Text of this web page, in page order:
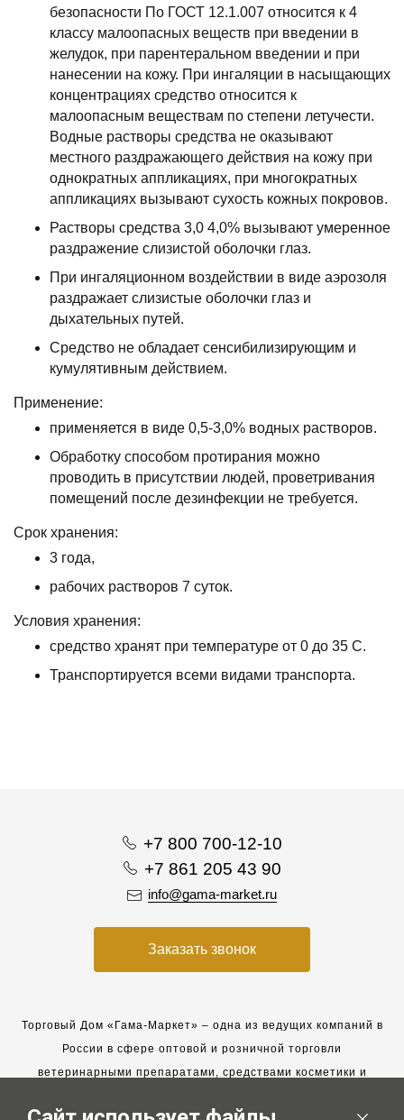
безопасности По ГОСТ 12.1.007 относится к 4
классу малоопасных веществ при введении в
желудок, при парентеральном введении и при
нанесении на кожу. При ингаляции в насыщающих
концентрациях средство относится к
малоопасным веществам по степени летучести.
Водные растворы средства не оказывают
местного раздражающего действия на кожу при
однократных аппликациях, при многократных
аппликациях вызывают сухость кожных покровов.
Растворы средства 3,0 4,0% вызывают умеренное
раздражение слизистой оболочки глаз.
При ингаляционном воздействии в виде аэрозоля
раздражает слизистые оболочки глаз и
дыхательных путей.
Средство не обладает сенсибилизирующим и
кумулятивным действием.
Применение:
применяется в виде 0,5-3,0% водных растворов.
Обработку способом протирания можно
проводить в присутствии людей, проветривания
помещений после дезинфекции не требуется.
Срок хранения:
3 года,
рабочих растворов 7 суток.
Условия хранения:
средство хранят при температуре от 0 до 35 С.
Транспортируется всеми видами транспорта.
+7 800 700-12-10
+7 861 205 43 90
info@gama-market.ru
Заказать звонок
Торговый Дом «Гама-Маркет» – одна из ведущих компаний в
России в сфере оптовой и розничной торговли
ветеринарными препаратами, средствами косметики и